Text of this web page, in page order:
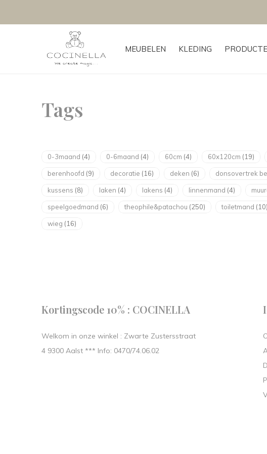
MEUBELEN KLEDING
Tags
0-3maand (4) 0-6maand (4) 60cm (4) 60x120cm (19)
berenhoofd (9) decoratie (16) deken (6) donsovertrek
kussens (8) laken (4) lakens (4) linnenmand (4)
speelgoedmand (6) theophile&patachou (250) toiletmand (10)
wieg (16)
Kortingscode 10% : COCINELLA
Welkom in onze winkel : Zwarte Zustersstraat
4 9300 Aalst *** Info: 0470/74.06.02